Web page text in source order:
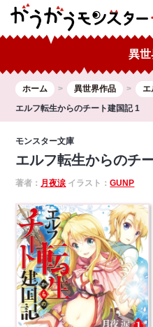
異
ホーム 異世界作品
エ
エルフ転生からのチート建国記 1
モンスター文庫
エルフ転生からのチ
著者： 月夜涙 イラスト：GUNP